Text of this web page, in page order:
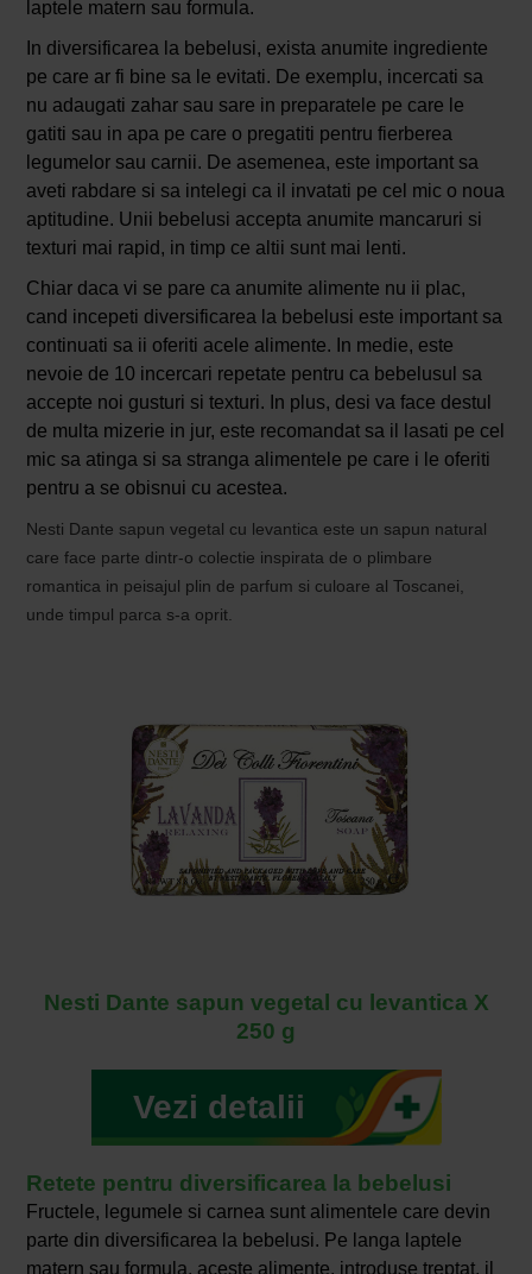
laptele matern sau formula.
In diversificarea la bebelusi, exista anumite ingrediente
pe care ar fi bine sa le evitati. De exemplu, incercati sa
nu adaugati zahar sau sare in preparatele pe care le
gatiti sau in apa pe care o pregatiti pentru fierberea
legumelor sau carnii. De asemenea, este important sa
aveti rabdare si sa intelegi ca il invatati pe cel mic o noua
aptitudine. Unii bebelusi accepta anumite mancaruri si
texturi mai rapid, in timp ce altii sunt mai lenti.
Chiar daca vi se pare ca anumite alimente nu ii plac,
cand incepeti diversificarea la bebelusi este important sa
continuati sa ii oferiti acele alimente. In medie, este
nevoie de 10 incercari repetate pentru ca bebelusul sa
accepte noi gusturi si texturi. In plus, desi va face destul
de multa mizerie in jur, este recomandat sa il lasati pe cel
mic sa atinga si sa stranga alimentele pe care i le oferiti
pentru a se obisnui cu acestea.
Nesti Dante sapun vegetal cu levantica este un sapun natural
care face parte dintr-o colectie inspirata de o plimbare
romantica in peisajul plin de parfum si culoare al Toscanei,
unde timpul parca s-a oprit.
Nesti Dante sapun vegetal cu levantica X
250 g
Vezi detalii
Retete pentru diversificarea la bebelusi
Fructele, legumele si carnea sunt alimentele care devin
parte din diversificarea la bebelusi. Pe langa laptele
matern sau formula, aceste alimente, introduse treptat, il